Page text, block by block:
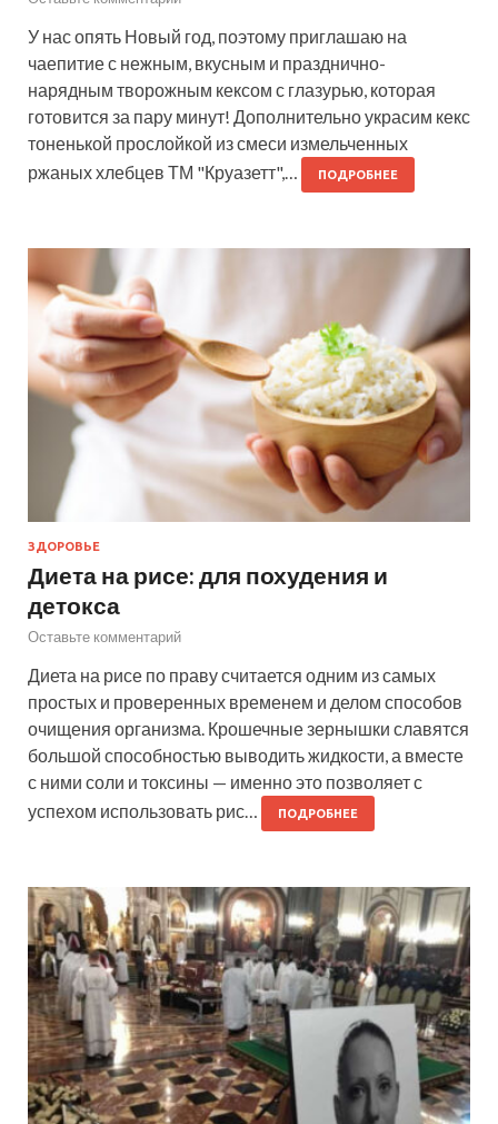
У нас опять Новый год, поэтому приглашаю на
чаепитие с нежным, вкусным и празднично-
нарядным творожным кексом с глазурью, которая
готовится за пару минут! Дополнительно украсим кекс
тоненькой прослойкой из смеси измельченных
ржаных хлебцев ТМ "Круазетт",…
ПОДРОБНЕЕ
ЗДОРОВЬЕ
Диета на рисе: для похудения и
детокса
Оставьте комментарий
Диета на рисе по праву считается одним из самых
простых и проверенных временем и делом способов
очищения организма. Крошечные зернышки славятся
большой способностью выводить жидкости, а вместе
с ними соли и токсины — именно это позволяет с
успехом использовать рис…
ПОДРОБНЕЕ